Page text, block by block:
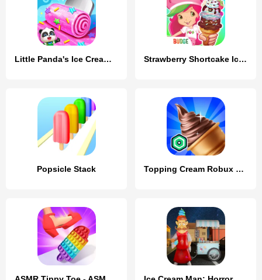
Little Panda's Ice Cream Games Strawberry Shortcake Ice Cream
Popsicle Stack Topping Cream Robux Roblominer